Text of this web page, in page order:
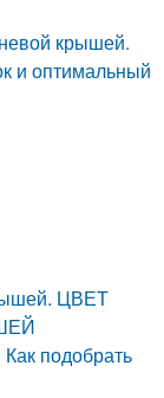
крышей.
и оптимальный
ЦВЕТ
подобрать